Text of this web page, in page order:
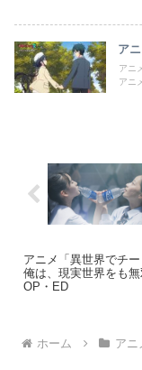
ア
アニ
アニ
アニメ「異世界でチ
俺は、現実世界をも
OP・ED
ホーム アニ